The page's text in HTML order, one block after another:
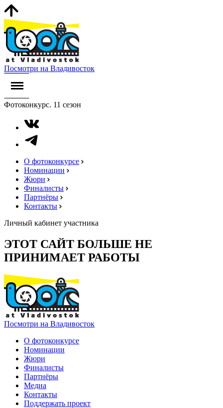
Посмотри на Владивосток
Фотоконкурс. 11 сезон
О фотоконкурсе
Номинации
Жюри
Финалисты
Партнёры
Контакты
Личный кабинет участника
ЭТОТ САЙТ БОЛЬШЕ НЕ
ПРИНИМАЕТ РАБОТЫ
Посмотри на Владивосток
О фотоконкурсе
Номинации
Жюри
Финалисты
Партнёры
Медиа
Контакты
Поддержать проект